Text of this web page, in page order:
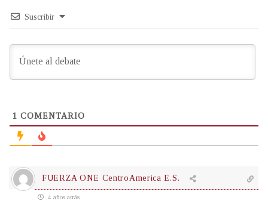
Suscribir
1 COMENTARIO
FUERZA ONE CentroAmerica E.S.
4 años atrás